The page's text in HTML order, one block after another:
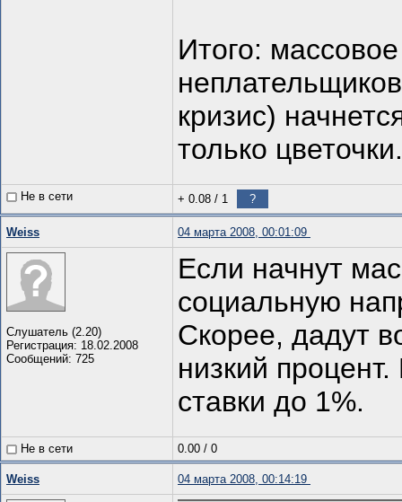
Итого:
кризис)
только
Не в сети + 0.08 / 1 ?
Weiss 04 марта 2008, 00:01:09
Слушатель (2.20)
Регистрация: 18.02.2008
Сообщений: 725
Если начнут
социальную
Скорее, дадут
низкий
ставки до 1%.
Не в сети 0.00 / 0
Weiss 04 марта 2008, 00:14:19